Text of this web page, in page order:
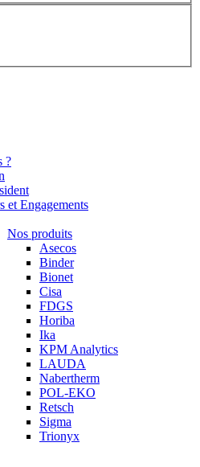
?
et Engagements
Nos produits
Asecos
Binder
Bionet
Cisa
FDGS
Horiba
Ika
KPM Analytics
LAUDA
Nabertherm
POL-EKO
Retsch
Sigma
Trionyx